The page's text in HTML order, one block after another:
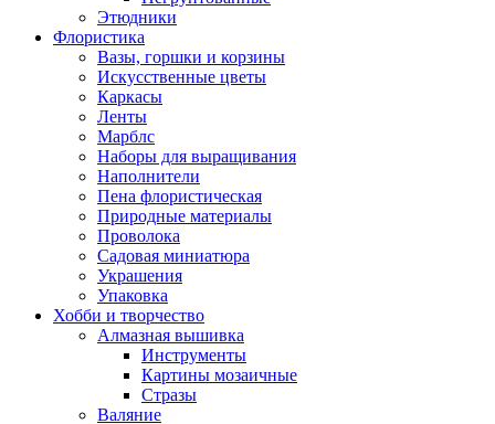
Этюдники
Флористика
Вазы, горшки и корзины
Искусственные цветы
Каркасы
Ленты
Марблс
Наборы для выращивания
Наполнители
Пена флористическая
Природные материалы
Проволока
Садовая миниатюра
Украшения
Упаковка
Хобби и творчество
Алмазная вышивка
Инструменты
Картины мозаичные
Стразы
Валяние